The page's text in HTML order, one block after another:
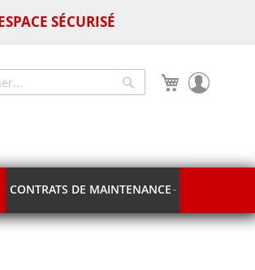
SÉCURISÉ
Mon panier
Chercher
CONTRATS DE MAINTENANCE